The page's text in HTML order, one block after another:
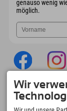
genauso wenig
möglich.
Explorer App
Upload Deiner
Wir